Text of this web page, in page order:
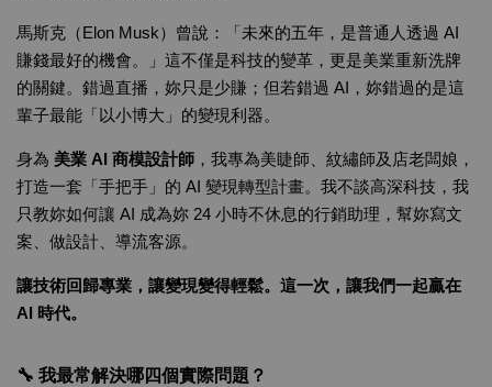
馬斯克（Elon Musk）曾說：「未來的五年，是普通人透過 AI
賺錢最好的機會。」這不僅是科技的變革，更是美業重新洗牌
的關鍵。錯過直播，妳只是少賺；但若錯過 AI，妳錯過的是這
輩子最能「以小博大」的變現利器。
身為 美業 AI 商模設計師 ，我專為美睫師、紋繡師及店老闆娘，
打造一套「手把手」的 AI 變現轉型計畫。我不談高深科技，我
只教妳如何讓 AI 成為妳 24 小時不休息的行銷助理，幫妳寫文
案、做設計、導流客源。
讓技術回歸專業，讓變現變得輕鬆。這一次，讓我們一起贏在
AI 時代。
🔧 我最常解決哪四個實際問題？